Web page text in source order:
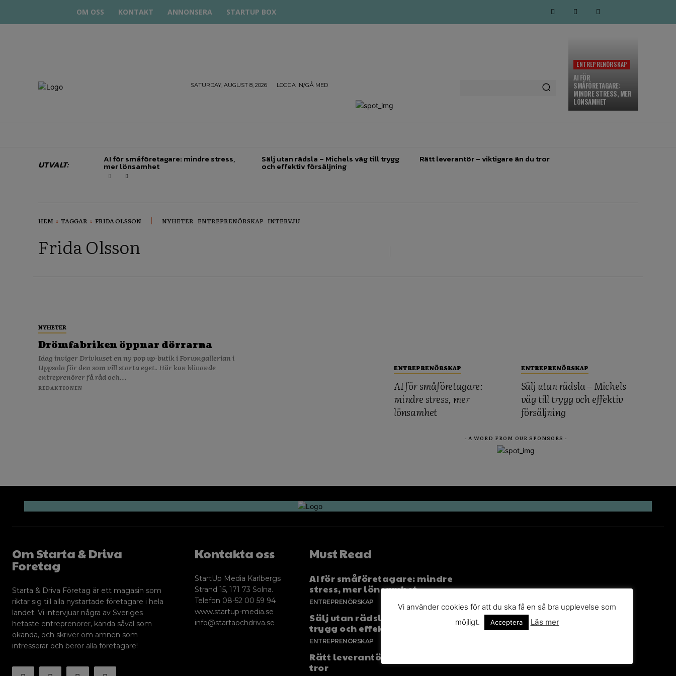
OM OSS KONTAKT ANNONSERA STARTUP BOX
SATURDAY, AUGUST 8, 2026 LOGGA IN/GÅ MED
ENTREPRENÖRSKAP
AI FÖR
SMÅFÖRETAGARE:
MINDRE STRESS, MER
LÖNSAMHET
UTVALT: AI för småföretagare: mindre stress,
mer lönsamhet
Sälj utan rädsla – Michels väg till trygg
och effektiv försäljning
Rätt leverantör – viktigare än du tror
HEM TAGGAR FRIDA OLSSON NYHETER ENTREPRENÖRSKAP INTERVJU
Frida Olsson
NYHETER
Drömfabriken öppnar dörrarna
Idag inviger Drivhuset en ny pop up-butik i Forumgallerian i
Uppsala för den som vill starta eget. Här kan blivande
entreprenörer få råd och...
REDAKTIONEN
ENTREPRENÖRSKAP
AI för småföretagare:
mindre stress, mer
lönsamhet
ENTREPRENÖRSKAP
Sälj utan rädsla – Michels
väg till trygg och effektiv
försäljning
- A WORD FROM OUR SPONSORS -
Om Starta & Driva
Foretag
Starta & Driva Företag är ett magasin som
riktar sig till alla nystartade företagare i hela
landet. Vi intervjuar några av Sveriges
hetaste entreprenörer, kända såväl som
okända, och skriver om ämnen som
intresserar och berör alla företagare!
Kontakta oss
StartUp Media Karlbergs
Strand 15, 171 73 Solna.
Telefon 08-52 00 59 94
www.startup-media.se
info@startaochdriva.se
Must Read
AI för småföretagare: mindre
stress, mer lönsamhet
ENTREPRENÖRSKAP
Sälj utan rädsla – Michels väg till
trygg och effektiv försäljning
ENTREPRENÖRSKAP
Rätt leverantör – viktigare än du
tror
Vi använder cookies för att du ska få en så bra upplevelse som
möjligt.
Acceptera Läs mer